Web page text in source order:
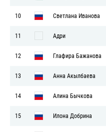
10 Светлана Иванова
11 Адри
12 Глафира Бажанова
13 Анна Акылбаева
14 Алина Бычкова
15 Илона Добрина